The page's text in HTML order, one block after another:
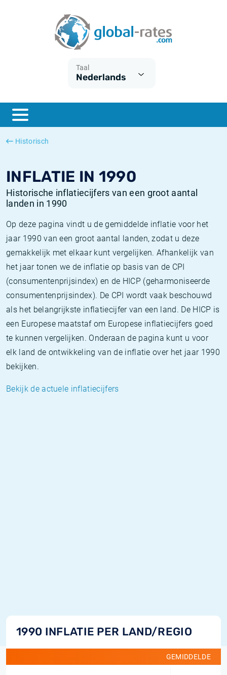
Taal
Nederlands
Historisch
INFLATIE IN 1990
Historische inflatiecijfers van een groot aantal
landen in 1990
Op deze pagina vindt u de gemiddelde inflatie voor het
jaar 1990 van een groot aantal landen, zodat u deze
gemakkelijk met elkaar kunt vergelijken. Afhankelijk van
het jaar tonen we de inflatie op basis van de CPI
(consumentenprijsindex) en de HICP (geharmoniseerde
consumentenprijsindex). De CPI wordt vaak beschouwd
als het belangrijkste inflatiecijfer van een land. De HICP is
een Europese maatstaf om Europese inflatiecijfers goed
te kunnen vergelijken. Onderaan de pagina kunt u voor
elk land de ontwikkeling van de inflatie over het jaar 1990
bekijken.
Bekijk de actuele inflatiecijfers
1990 INFLATIE PER LAND/REGIO
GEMIDDELDE
ESTER
SONIA
Wat is CPI inflatie?
Wat is HICP inflatie?
Nederlandse inflatie - CPI
Amerikaanse inflatie - CPI
Euribor historie
SOFR historie
TONAR historie
Inflatiecalculator